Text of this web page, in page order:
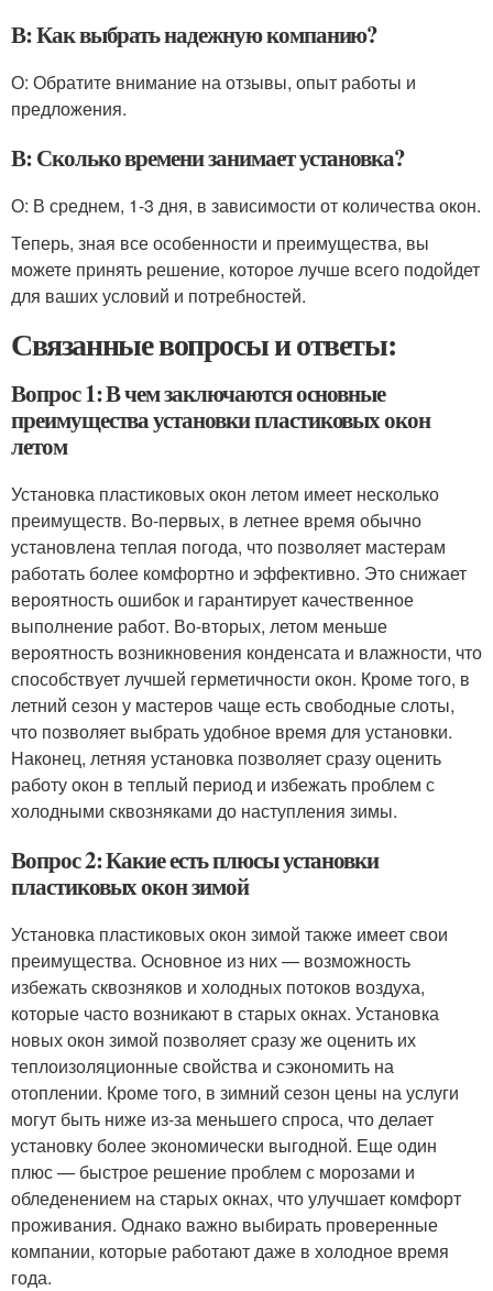
В: Как выбрать надежную компанию?
О: Обратите внимание на отзывы, опыт работы и
предложения.
В: Сколько времени занимает установка?
О: В среднем, 1-3 дня, в зависимости от количества окон.
Теперь, зная все особенности и преимущества, вы
можете принять решение, которое лучше всего подойдет
для ваших условий и потребностей.
Связанные вопросы и ответы:
Вопрос 1: В чем заключаются основные
преимущества установки пластиковых окон
летом
Установка пластиковых окон летом имеет несколько
преимуществ. Во-первых, в летнее время обычно
установлена теплая погода, что позволяет мастерам
работать более комфортно и эффективно. Это снижает
вероятность ошибок и гарантирует качественное
выполнение работ. Во-вторых, летом меньше
вероятность возникновения конденсата и влажности, что
способствует лучшей герметичности окон. Кроме того, в
летний сезон у мастеров чаще есть свободные слоты,
что позволяет выбрать удобное время для установки.
Наконец, летняя установка позволяет сразу оценить
работу окон в теплый период и избежать проблем с
холодными сквозняками до наступления зимы.
Вопрос 2: Какие есть плюсы установки
пластиковых окон зимой
Установка пластиковых окон зимой также имеет свои
преимущества. Основное из них — возможность
избежать сквозняков и холодных потоков воздуха,
которые часто возникают в старых окнах. Установка
новых окон зимой позволяет сразу же оценить их
теплоизоляционные свойства и сэкономить на
отоплении. Кроме того, в зимний сезон цены на услуги
могут быть ниже из-за меньшего спроса, что делает
установку более экономически выгодной. Еще один
плюс — быстрое решение проблем с морозами и
обледенением на старых окнах, что улучшает комфорт
проживания. Однако важно выбирать проверенные
компании, которые работают даже в холодное время
года.